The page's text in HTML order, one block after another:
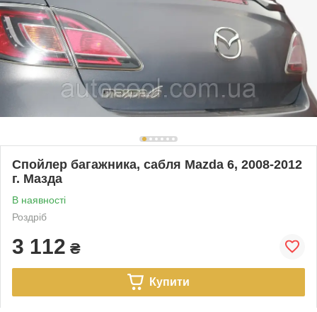
Спойлер багажника, сабля Mazda 6, 2008-2012
г. Мазда
В наявності
Роздріб
3 112 ₴
Купити